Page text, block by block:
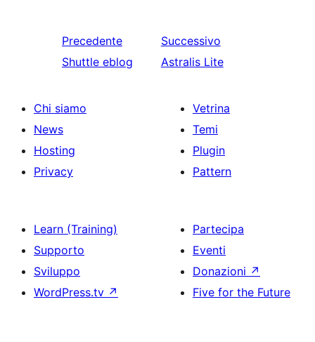
Precedente
Shuttle eblog
Successivo
Astralis Lite
Chi siamo
News
Hosting
Privacy
Vetrina
Temi
Plugin
Pattern
Learn (Training)
Supporto
Sviluppo
WordPress.tv ↗
Partecipa
Eventi
Donazioni ↗
Five for the Future